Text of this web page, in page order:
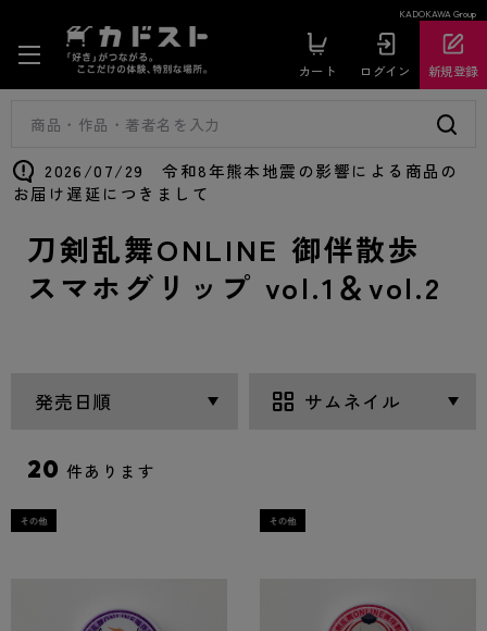
KADOKAWA Group
カート ログイン 新規登録
2026/07/29 令和8年熊本地震の影響による商品の
お届け遅延につきまして
刀剣乱舞ONLINE 御伴散歩
スマホグリップ vol.1＆vol.2
20 件あります